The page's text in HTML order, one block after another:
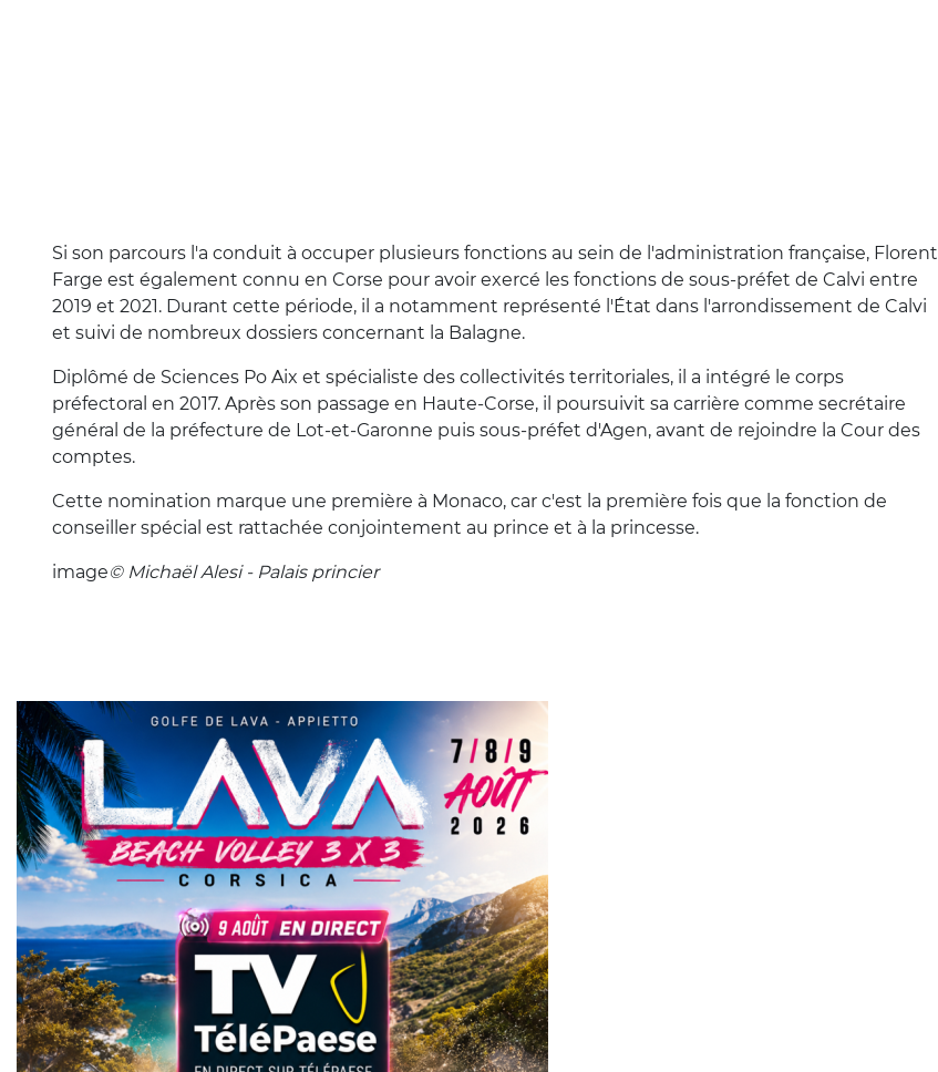
Si son parcours l'a conduit à occuper plusieurs fonctions au sein de l'administration française, Florent
Farge est également connu en Corse pour avoir exercé les fonctions de sous-préfet de Calvi entre
2019 et 2021. Durant cette période, il a notamment représenté l'État dans l'arrondissement de Calvi
et suivi de nombreux dossiers concernant la Balagne.
Diplômé de Sciences Po Aix et spécialiste des collectivités territoriales, il a intégré le corps
préfectoral en 2017. Après son passage en Haute-Corse, il poursuivit sa carrière comme secrétaire
général de la préfecture de Lot-et-Garonne puis sous-préfet d'Agen, avant de rejoindre la Cour des
comptes.
Cette nomination marque une première à Monaco, car c'est la première fois que la fonction de
conseiller spécial est rattachée conjointement au prince et à la princesse.
image© Michaël Alesi - Palais princier